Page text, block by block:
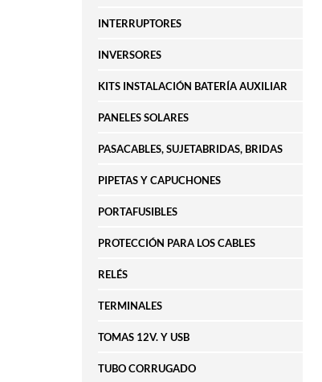
INTERRUPTORES
INVERSORES
KITS INSTALACIÓN BATERÍA AUXILIAR
PANELES SOLARES
PASACABLES, SUJETABRIDAS, BRIDAS
PIPETAS Y CAPUCHONES
PORTAFUSIBLES
PROTECCIÓN PARA LOS CABLES
RELÉS
TERMINALES
TOMAS 12V. Y USB
TUBO CORRUGADO